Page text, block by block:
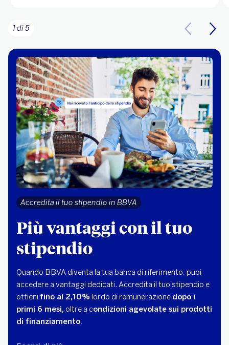
1 di 5
Accredita il tuo stipendio in BBVA
Più vantaggi con il tuo
stipendio
Quando BBVA diventa la tua banca di riferimento, puoi
accedere a vantaggi dedicati. Accredita il tuo stipendio e
ottieni fino al 2,10% lordo di remunerazione dopo i
primi 6 mesi, oltre a condizioni agevolate sui prodotti
di finanziamento.